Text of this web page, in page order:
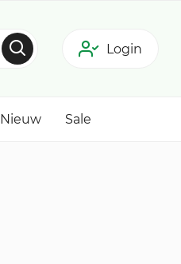
Login
Nieuw Sale